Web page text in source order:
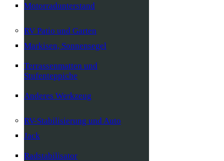
Motorradunterstand
RV Patio und Garten
Markisen, Sonnensegel
Terrassenmatten und
Stufenteppiche
Anderes Werkzeug
RV-Stabilisierung und Auto
Jack
Radstabilisator